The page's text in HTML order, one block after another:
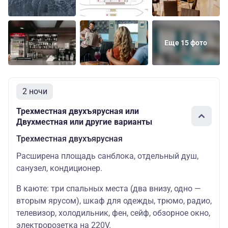
Еще 15 фото
2 ночи
Трехместная двухъярусная или
Двухместная или другие варианты
Трехместная двухъярусная
Расширена площадь санблока, отдельный душ,
санузел, кондиционер.
В каюте: три спальных места (два внизу, одно —
вторым ярусом), шкаф для одежды, трюмо, радио,
телевизор, холодильник, фен, сейф, обзорное окно,
электророзетка на 220V.